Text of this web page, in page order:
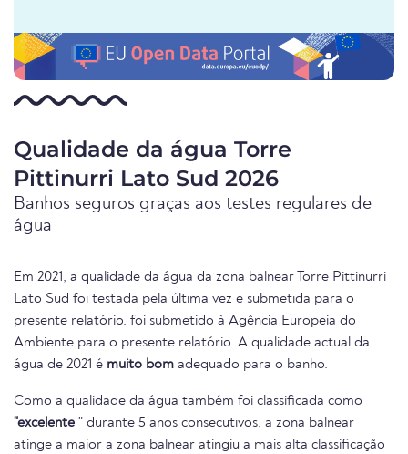
Qualidade da água Torre
Pittinurri Lato Sud 2026
Banhos seguros graças aos testes regulares de
água
Em 2021, a qualidade da água da zona balnear Torre Pittinurri
Lato Sud foi testada pela última vez e submetida para o
presente relatório. foi submetido à Agência Europeia do
Ambiente para o presente relatório. A qualidade actual da
água de 2021 é muito bom adequado para o banho.
Como a qualidade da água também foi classificada como
"excelente " durante 5 anos consecutivos, a zona balnear
atinge a maior a zona balnear atingiu a mais alta classificação